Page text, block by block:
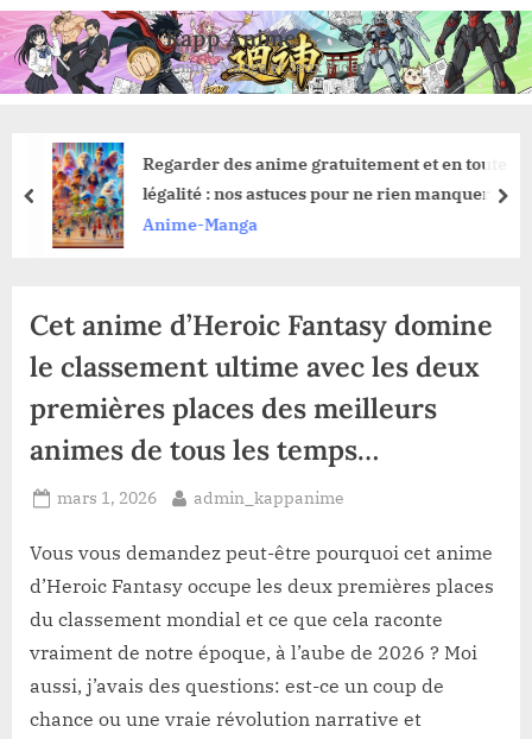
Skip
to
content
Kapp Anime
Anime, Manga et Jeux Vidéo
Regarder des anime gratuitement et en toute
légalité : nos astuces pour ne rien manquer
Anime-Manga
prev
Cet anime d’Heroic Fantasy domine
le classement ultime avec les deux
premières places des meilleurs
animes de tous les temps…
Posted
mars 1, 2026 By
admin_kappanime
Vous vous demandez peut-être pourquoi cet anime
d’Heroic Fantasy occupe les deux premières places
du classement mondial et ce que cela raconte
vraiment de notre époque, à l’aube de 2026 ? Moi
aussi, j’avais des questions: est-ce un coup de
chance ou une vraie révolution narrative et